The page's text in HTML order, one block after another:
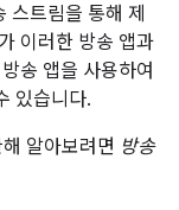
스트림을 통해 제
이러한 방송 앱과
송 앱을 사용하여
있습니다.
알아보려면 방송